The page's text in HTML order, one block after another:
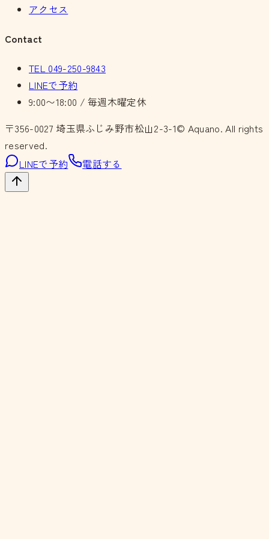
アクセス
Contact
TEL 049-250-9843
LINEで予約
9:00〜18:00 / 毎週木曜定休
〒356-0027 埼玉県ふじみ野市松山2-3-1© Aquano. All rights
reserved.
LINEで予約
電話する